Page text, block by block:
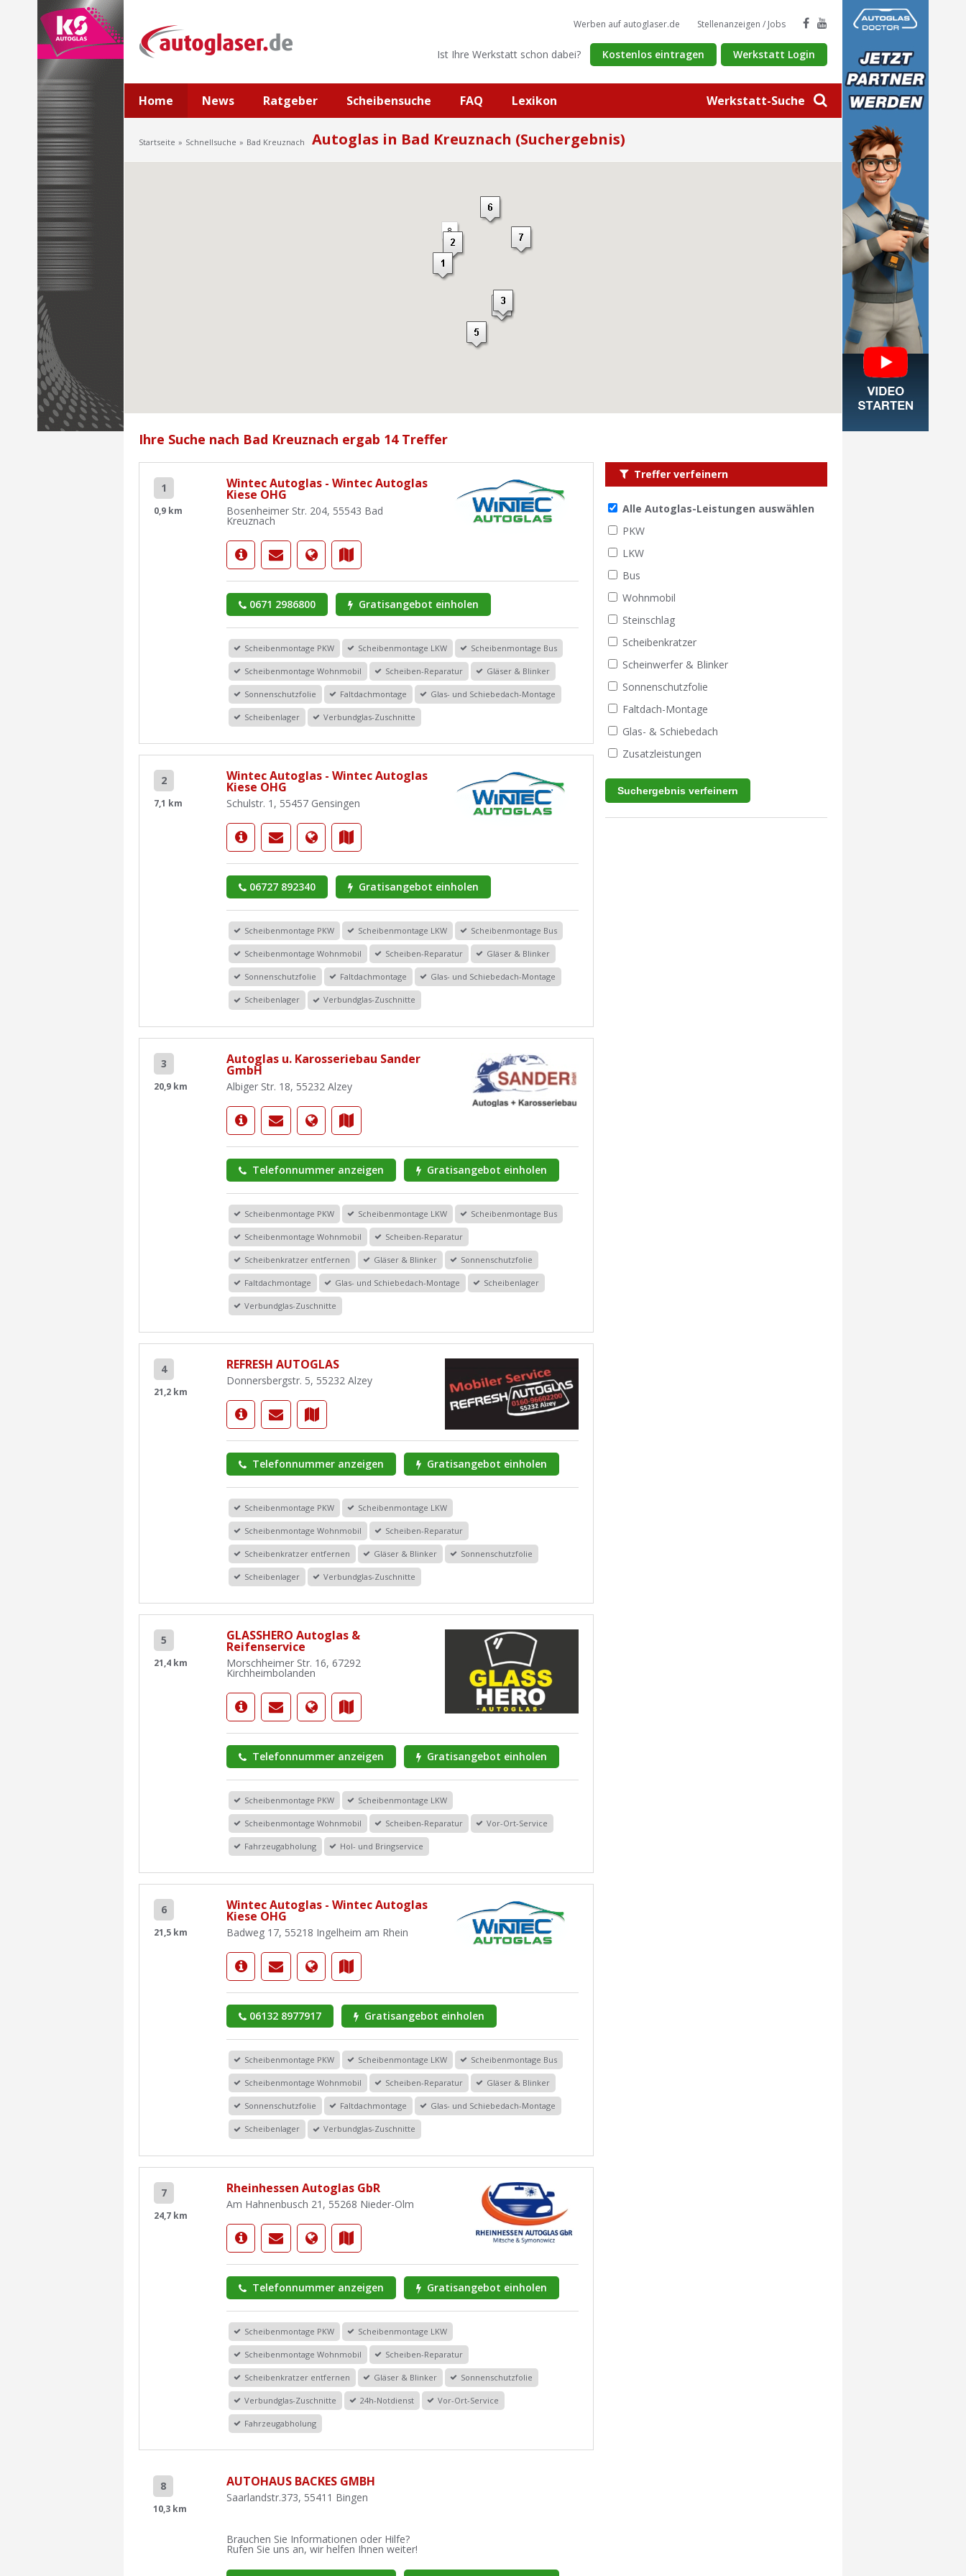
Werkstatt-Suche
Werben auf autoglaser.de Stellenanzeigen / Jobs
Ist Ihre Werkstatt schon dabei? Kostenlos eintragen Werkstatt Login
Home News Ratgeber Scheibensuche FAQ Lexikon
Startseite Schnellsuche Bad Kreuznach Autoglas in Bad Kreuznach (Suchergebnis)
Ihre Suche nach Bad Kreuznach ergab 14 Treffer
1
0,9 km
Wintec Autoglas - Wintec Autoglas
Kiese OHG
Bosenheimer Str. 204, 55543 Bad
Kreuznach
0671 2986800 Gratisangebot einholen
Scheibenmontage PKW Scheibenmontage LKW Scheibenmontage Bus
Scheibenmontage Wohnmobil Scheiben-Reparatur Gläser & Blinker
Sonnenschutzfolie Faltdachmontage Glas- und Schiebedach-Montage
Scheibenlager Verbundglas-Zuschnitte
2
7,1 km
Wintec Autoglas - Wintec Autoglas
Kiese OHG
Schulstr. 1, 55457 Gensingen
06727 892340 Gratisangebot einholen
Scheibenmontage PKW Scheibenmontage LKW Scheibenmontage Bus
Scheibenmontage Wohnmobil Scheiben-Reparatur Gläser & Blinker
Sonnenschutzfolie Faltdachmontage Glas- und Schiebedach-Montage
Scheibenlager Verbundglas-Zuschnitte
3
20,9 km
Autoglas u. Karosseriebau Sander
GmbH
Albiger Str. 18, 55232 Alzey
Telefonnummer anzeigen Gratisangebot einholen
Scheibenmontage PKW Scheibenmontage LKW Scheibenmontage Bus
Scheibenmontage Wohnmobil Scheiben-Reparatur
Scheibenkratzer entfernen Gläser & Blinker Sonnenschutzfolie
Faltdachmontage Glas- und Schiebedach-Montage Scheibenlager
Verbundglas-Zuschnitte
4
21,2 km
REFRESH AUTOGLAS
Donnersbergstr. 5, 55232 Alzey
Telefonnummer anzeigen Gratisangebot einholen
Scheibenmontage PKW Scheibenmontage LKW
Scheibenmontage Wohnmobil Scheiben-Reparatur
Scheibenkratzer entfernen Gläser & Blinker Sonnenschutzfolie
Scheibenlager Verbundglas-Zuschnitte
5
21,4 km
GLASSHERO Autoglas &
Reifenservice
Morschheimer Str. 16, 67292
Kirchheimbolanden
Telefonnummer anzeigen Gratisangebot einholen
Scheibenmontage PKW Scheibenmontage LKW
Scheibenmontage Wohnmobil Scheiben-Reparatur Vor-Ort-Service
Fahrzeugabholung Hol- und Bringservice
6
21,5 km
Wintec Autoglas - Wintec Autoglas
Kiese OHG
Badweg 17, 55218 Ingelheim am Rhein
06132 8977917 Gratisangebot einholen
Scheibenmontage PKW Scheibenmontage LKW Scheibenmontage Bus
Scheibenmontage Wohnmobil Scheiben-Reparatur Gläser & Blinker
Sonnenschutzfolie Faltdachmontage Glas- und Schiebedach-Montage
Scheibenlager Verbundglas-Zuschnitte
7
24,7 km
Rheinhessen Autoglas GbR
Am Hahnenbusch 21, 55268 Nieder-Olm
Telefonnummer anzeigen Gratisangebot einholen
Scheibenmontage PKW Scheibenmontage LKW
Scheibenmontage Wohnmobil Scheiben-Reparatur
Scheibenkratzer entfernen Gläser & Blinker Sonnenschutzfolie
Verbundglas-Zuschnitte 24h-Notdienst Vor-Ort-Service
Fahrzeugabholung
8
10,3 km
AUTOHAUS BACKES GMBH
Saarlandstr.373, 55411 Bingen
Brauchen Sie Informationen oder Hilfe?
Rufen Sie uns an, wir helfen Ihnen weiter!
Treffer verfeinern
Alle Autoglas-Leistungen auswählen
PKW
LKW
Bus
Wohnmobil
Steinschlag
Scheibenkratzer
Scheinwerfer & Blinker
Sonnenschutzfolie
Faltdach-Montage
Glas- & Schiebedach
Zusatzleistungen